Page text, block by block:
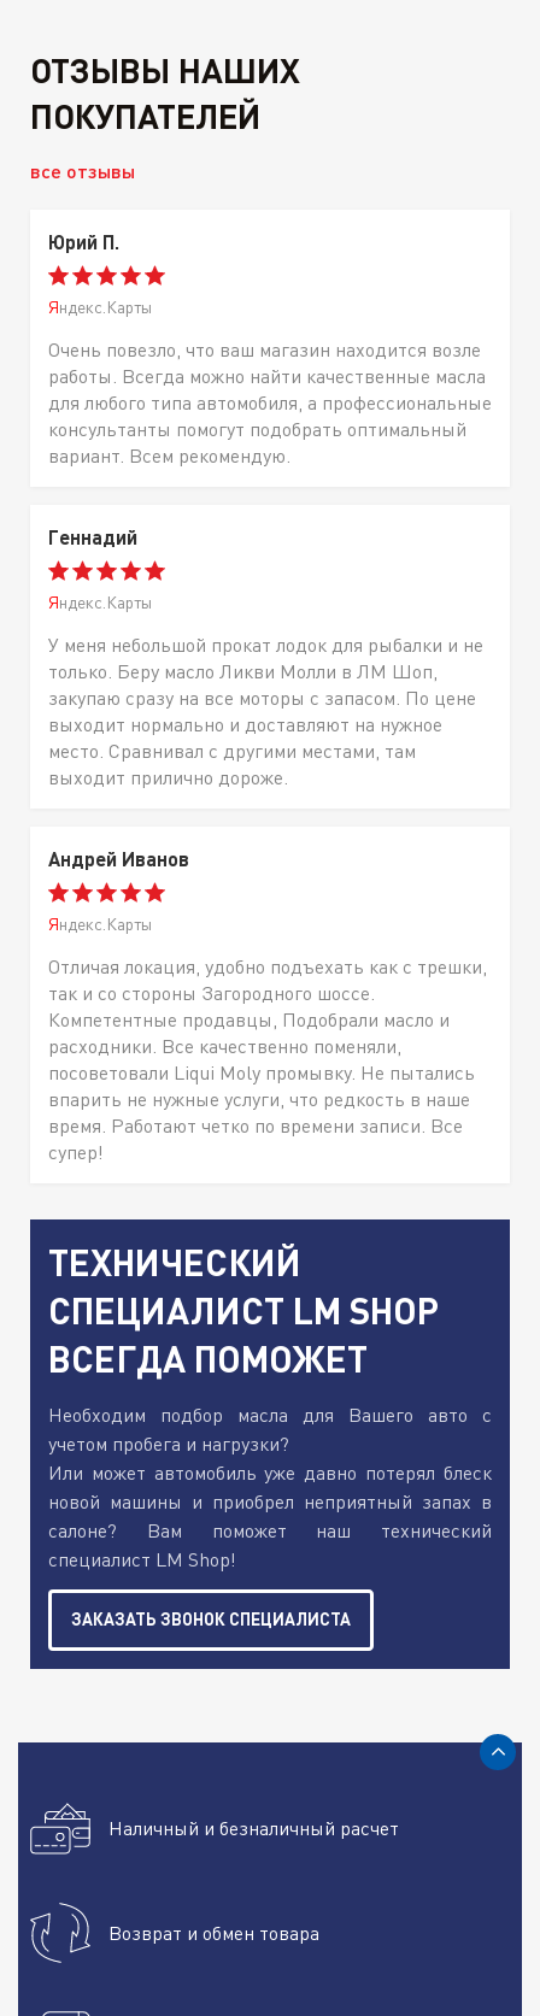
ОТЗЫВЫ НАШИХ
ПОКУПАТЕЛЕЙ
все отзывы
Юрий П.
Яндекс.Карты
Очень повезло, что ваш магазин находится возле
работы. Всегда можно найти качественные масла
для любого типа автомобиля, а профессиональные
консультанты помогут подобрать оптимальный
вариант. Всем рекомендую.
Геннадий
Яндекс.Карты
У меня небольшой прокат лодок для рыбалки и не
только. Беру масло Ликви Молли в ЛМ Шоп,
закупаю сразу на все моторы с запасом. По цене
выходит нормально и доставляют на нужное
место. Сравнивал с другими местами, там
выходит прилично дороже.
Андрей Иванов
Яндекс.Карты
Отличая локация, удобно подъехать как с трешки,
так и со стороны Загородного шоссе.
Компетентные продавцы, Подобрали масло и
расходники. Все качественно поменяли,
посоветовали Liqui Moly промывку. Не пытались
впарить не нужные услуги, что редкость в наше
время. Работают четко по времени записи. Все
супер!
ТЕХНИЧЕСКИЙ
СПЕЦИАЛИСТ LM SHOP
ВСЕГДА ПОМОЖЕТ
Необходим подбор масла для Вашего авто с
учетом пробега и нагрузки?
Или может автомобиль уже давно потерял блеск
новой машины и приобрел неприятный запах в
салоне? Вам поможет наш технический
специалист LM Shop!
ЗАКАЗАТЬ ЗВОНОК СПЕЦИАЛИСТА
Наличный и безналичный расчет
Возврат и обмен товара